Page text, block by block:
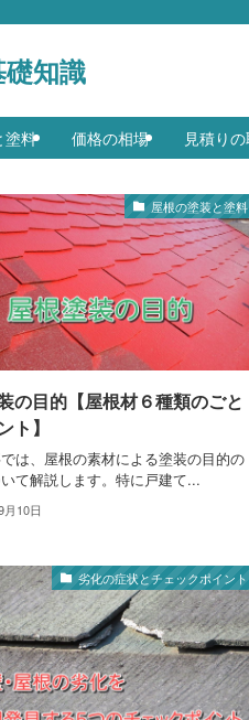
知識
塗料 価格の相場 見積り
屋根の塗装と塗料
の目的【屋根材６種類のごと
ト】
は、屋根の素材による塗装の目的の
て解説します。特に戸建て...
月10日
劣化の症状とチェックポイント